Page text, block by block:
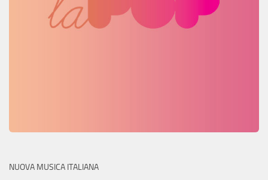
NUOVA MUSICA ITALIANA